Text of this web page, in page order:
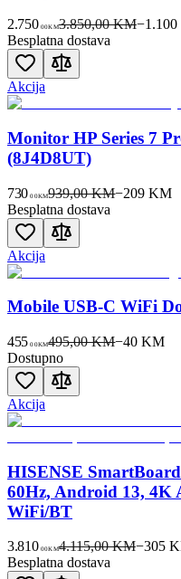
2.750 00KM3.850,00 KM−1.100
Besplatna dostava
Akcija
Monitor HP Series 7
(8J4D8UT)
730 00KM939,00 KM−209 KM
Besplatna dostava
Akcija
Mobile USB-C WiFi
455 00KM495,00 KM−40 KM
Dostupno
Akcija
HISENSE
60Hz, Android 13, 4K
WiFi/BT
3.810 00KM4.115,00 KM−305
Besplatna dostava